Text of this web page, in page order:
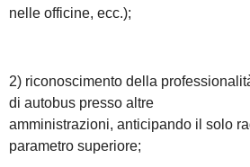
nelle officine, ecc.);
2) riconoscimento della
di autobus presso altre
amministrazioni, anticipando il solo
parametro superiore;